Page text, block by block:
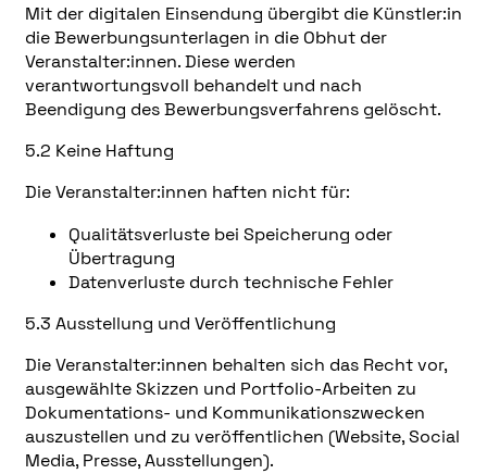
Mit der digitalen Einsendung übergibt die Künstler:in
die Bewerbungsunterlagen in die Obhut der
Veranstalter:innen. Diese werden
verantwortungsvoll behandelt und nach
Beendigung des Bewerbungsverfahrens gelöscht.
5.2 Keine Haftung
Die Veranstalter:innen haften nicht für:
Qualitätsverluste bei Speicherung oder
Übertragung
Datenverluste durch technische Fehler
5.3 Ausstellung und Veröffentlichung
Die Veranstalter:innen behalten sich das Recht vor,
ausgewählte Skizzen und Portfolio-Arbeiten zu
Dokumentations- und Kommunikationszwecken
auszustellen und zu veröffentlichen (Website, Social
Media, Presse, Ausstellungen).